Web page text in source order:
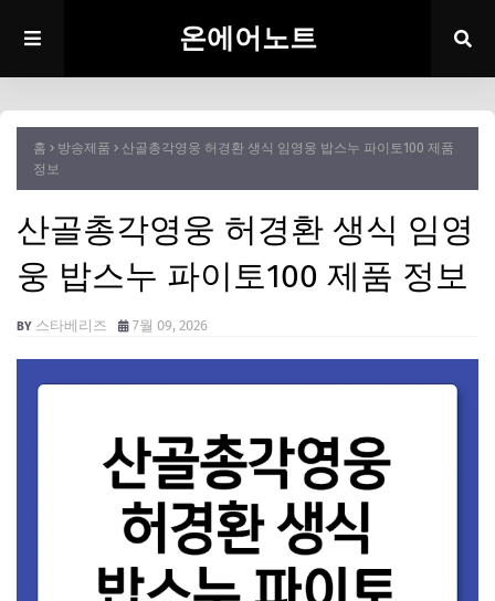
온에어노트
홈 방송제품
산골총각영웅 허경환 생식 임영웅 밥스누 파이토100 제품
정보
산골총각영웅 허경환 생식 임영
웅 밥스누 파이토100 제품 정보
스타베리즈 7월 09, 2026